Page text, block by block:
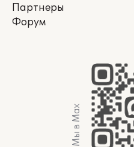
Партнеры
Форум
Мы в Max